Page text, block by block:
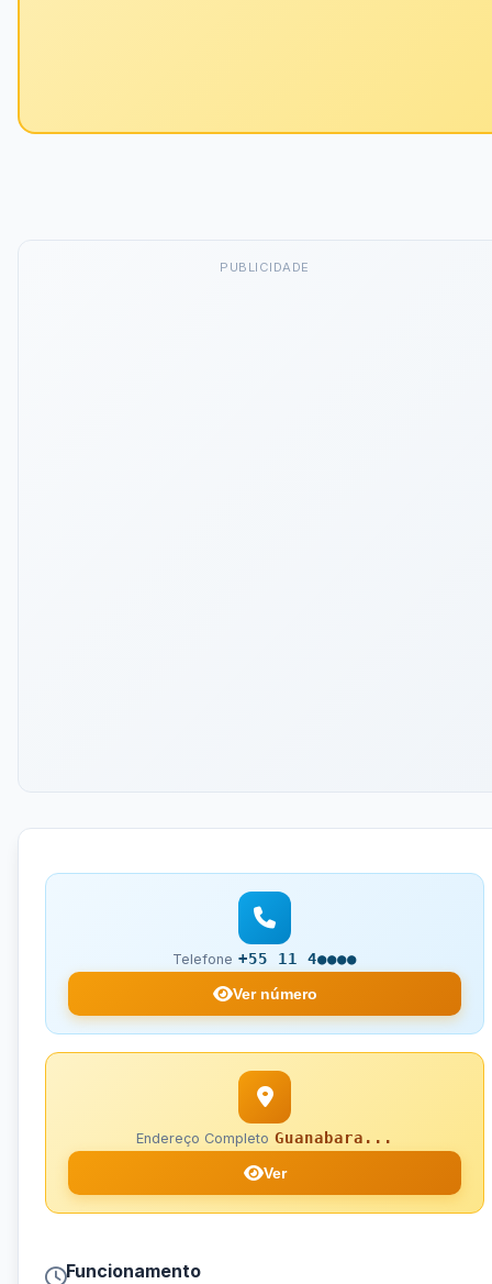
PUBLICIDADE
Telefone +55 11 4●●●●
Ver número
Endereço Completo Guanabara...
Ver
Funcionamento